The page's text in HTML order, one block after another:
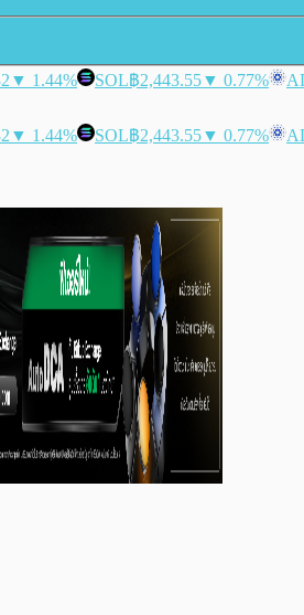
▼ 1.44% SOL฿2,443.55▼ 0.77%
▼ 1.44% SOL฿2,443.55▼ 0.77%